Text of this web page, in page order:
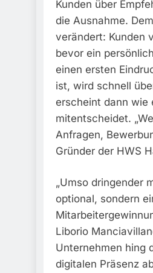
Kunden über
die Ausnahme.
verändert: Kunden
bevor ein
einen ersten
ist, wird schnell
erscheint dann wie
mitentscheidet.
Anfragen,
Gründer der HWS
„Umso dringender
optional, sondern
Liborio
Unternehmen hing
digitalen Präsenz